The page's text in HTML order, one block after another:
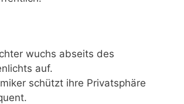
wuchs abseits des
auf.
schützt ihre Privatsphäre